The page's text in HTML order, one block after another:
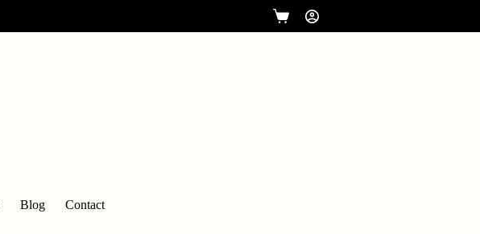
Blog Contact